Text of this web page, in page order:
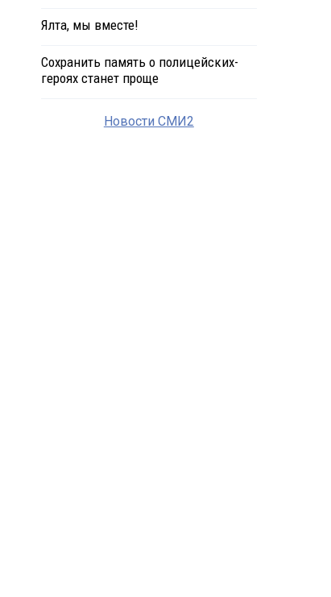
Ялта, мы вместе!
Сохранить память о полицейских-
героях станет проще
Новости СМИ2